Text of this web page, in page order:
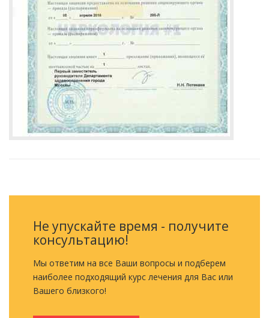
Не упускайте время - получите
консультацию!
Мы ответим на все Ваши вопросы и подберем
наиболее подходящий курс лечения для Вас или
Вашего близкого!